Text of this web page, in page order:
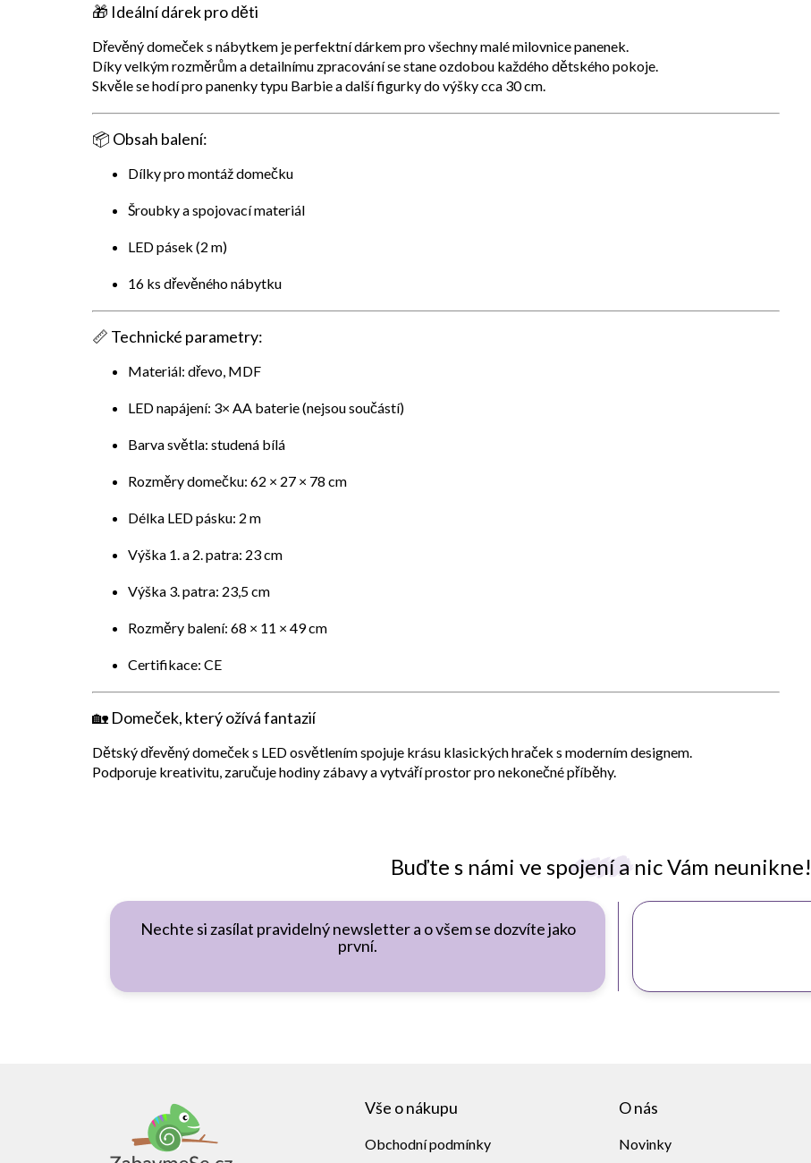
Buďte s námi ve spojení a nic Vám neunikne!
Nechte si zasílat pravidelný newsletter a o všem se dozvíte jako
první.
🎁 Ideální dárek pro děti
Dřevěný domeček s nábytkem je perfektní dárkem pro všechny malé milovnice panenek.
Díky velkým rozměrům a detailnímu zpracování se stane ozdobou každého dětského pokoje.
Skvěle se hodí pro panenky typu Barbie a další figurky do výšky cca 30 cm.
📦 Obsah balení:
Dílky pro montáž domečku
Šroubky a spojovací materiál
LED pásek (2 m)
16 ks dřevěného nábytku
📏 Technické parametry:
Materiál: dřevo, MDF
LED napájení: 3× AA baterie (nejsou součástí)
Barva světla: studená bílá
Rozměry domečku: 62 × 27 × 78 cm
Délka LED pásku: 2 m
Výška 1. a 2. patra: 23 cm
Výška 3. patra: 23,5 cm
Rozměry balení: 68 × 11 × 49 cm
Certifikace: CE
🏡 Domeček, který ožívá fantazií
Dětskýdřevěný domeček s LED osvětlenímspojuje krásu klasických hraček s moderním designem.
Podporuje kreativitu, zaručuje hodiny zábavy a vytváří prostor pro nekonečné příběhy.
Vše o nákupu
Obchodní podmínky
O nás
Novinky